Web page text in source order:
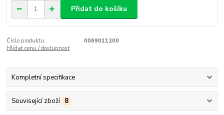
Přidat do košíku
Číslo produktu:
0069011200
Hlídat cenu / dostupnost
Kompletní specifikace
Související zboží 8